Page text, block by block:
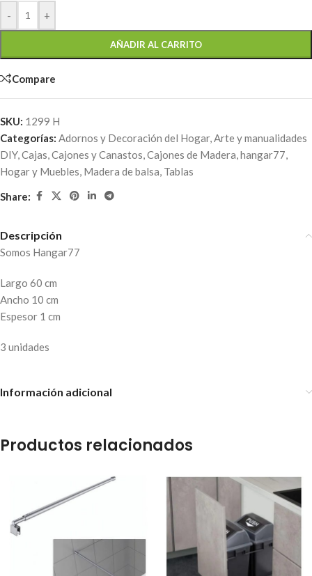
- +
AÑADIR AL CARRITO
Compare
SKU: 1299 H
Categorías: Adornos y Decoración del Hogar,Arte y manualidades
DIY,Cajas, Cajones y Canastos,Cajones de Madera,hangar77,
Hogar y Muebles, Madera de balsa, Tablas
Share:
Descripción
Somos Hangar77
Largo 60 cm
Ancho 10 cm
Espesor 1 cm
3 unidades
Información adicional
Productos relacionados